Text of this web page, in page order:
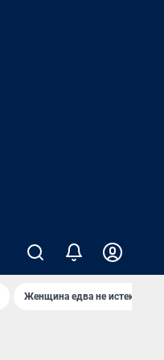
Женщина едва не истекла